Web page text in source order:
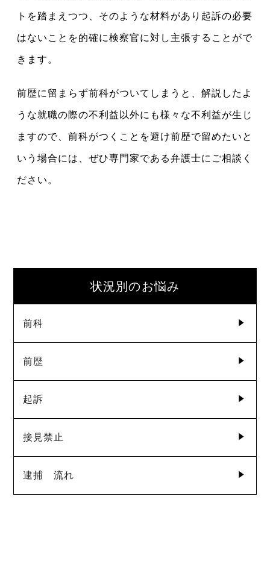
トを踏まえつつ、そのような材料があり起訴の必要
はないことを的確に検察官に対し主張することがで
きます。
前歴に留まらず前科がついてしまうと、解説したよ
うな就職の際の不利益以外にも様々な不利益が生じ
ますので、前科がつくことを避け前歴で留めたいと
いう場合には、ぜひ専門家である弁護士にご相談く
ださい。
状況別のお悩み
前科
前歴
起訴
接見禁止
逮捕 流れ